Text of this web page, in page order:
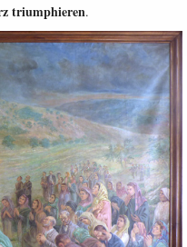
triumphieren.